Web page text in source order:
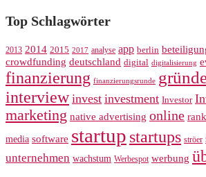
Top Schlagwörter
2013 2014 2015 2017 analyse app berlin
crowdfunding deutschland digital digitalisierung
finanzierung finanzierungsrunde
interview invest investment Investor
marketing native advertising online
media software startup startups ströer
unternehmen wachstum Werbespot werbung